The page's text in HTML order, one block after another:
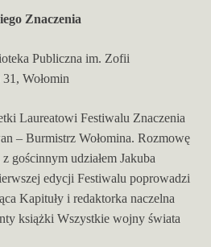
Znaczenia
Publiczna im. Zofii
Wołomin
Laureatowi Festiwalu Znaczenia
– Burmistrz Wołomina. Rozmowę
gościnnym udziałem Jakuba
edycji Festiwalu poprowadzi
Kapituły i redaktorka naczelna
książki Wszystkie wojny świata